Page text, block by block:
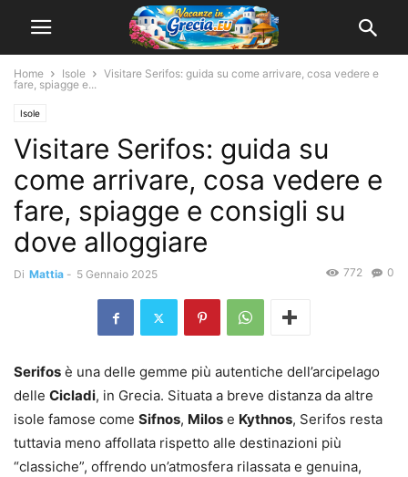
Home Isole
Visitare Serifos: guida su come arrivare, cosa vedere e
fare, spiagge e...
Isole
Visitare Serifos: guida su
come arrivare, cosa vedere e
fare, spiagge e consigli su
dove alloggiare
Di Mattia - 5 Gennaio 2025 0
772
Serifos è una delle gemme più autentiche dell’arcipelago
delle Cicladi, in Grecia. Situata a breve distanza da altre
isole famose come Sifnos, Milos e Kythnos, Serifos resta
tuttavia meno affollata rispetto alle destinazioni più
“classiche”, offrendo un’atmosfera rilassata e genuina,